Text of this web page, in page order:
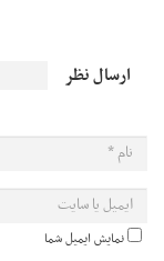
ارسال نظر
نمایش ایمیل شما